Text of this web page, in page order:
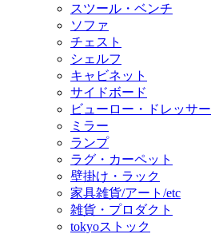
スツール・ベンチ
ソファ
チェスト
シェルフ
キャビネット
サイドボード
ビューロー・ドレッサー
ミラー
ランプ
ラグ・カーペット
壁掛け・ラック
家具雑貨/アート/etc
雑貨・プロダクト
tokyoストック